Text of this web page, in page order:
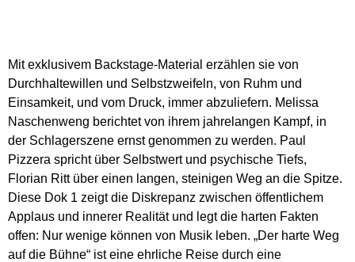
Mit exklusivem Backstage-Material erzählen sie von
Durchhaltewillen und Selbstzweifeln, von Ruhm und
Einsamkeit, und vom Druck, immer abzuliefern. Melissa
Naschenweng berichtet von ihrem jahrelangen Kampf, in
der Schlagerszene ernst genommen zu werden. Paul
Pizzera spricht über Selbstwert und psychische Tiefs,
Florian Ritt über einen langen, steinigen Weg an die Spitze.
Diese Dok 1 zeigt die Diskrepanz zwischen öffentlichem
Applaus und innerer Realität und legt die harten Fakten
offen: Nur wenige können von Musik leben. „Der harte Weg
auf die Bühne“ ist eine ehrliche Reise durch eine